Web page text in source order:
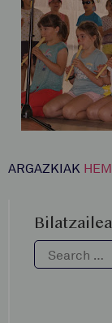
ARGAZKIAK
Bilatzailea